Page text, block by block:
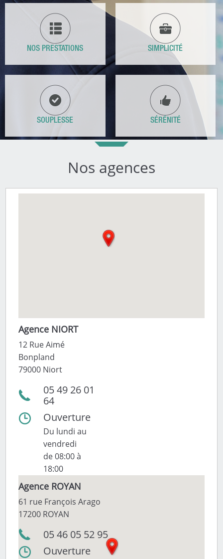
NOS PRESTATIONS SIMPLICITÉ
SOUPLESSE SÉRÉNITÉ
Nos agences
Agence NIORT
12 Rue Aimé
Bonpland
79000 Niort
05 49 26 01
64
Ouverture
Du lundi au
vendredi
de 08:00 à
18:00
Agence ROYAN
61 rue François Arago
17200 ROYAN
05 46 05 52 95
Ouverture